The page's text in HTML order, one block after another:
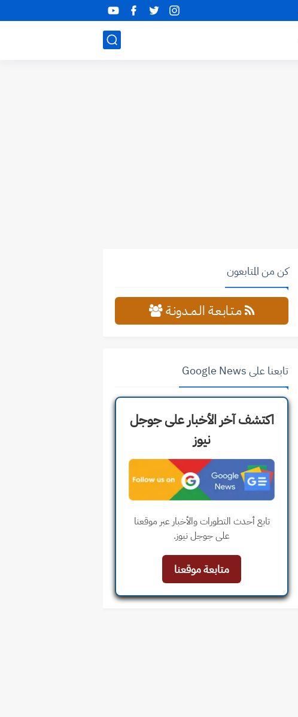
كن من المتابعون
مـتـابـعـة الـمــدونـة
تابعنا على Google News
اكتشف آخر الأخبار على جوجل
نيوز
تابع أحدث التطورات والأخبار عبر موقعنا
على جوجل نيوز.
متابعة موقعنا